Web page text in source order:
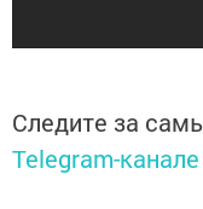
Следите за
Telegram-канале